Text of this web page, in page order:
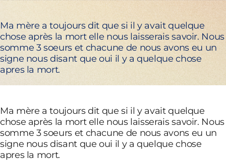
Ma mère a toujours dit que si il y avait quelque
chose après la mort elle nous laisserais savoir. Nous
somme 3 soeurs et chacune de nous avons eu un
signe nous disant que oui il y a quelque chose
apres la mort.
Ma mère a toujours dit que si il y avait quelque
chose après la mort elle nous laisserais savoir. Nous
somme 3 soeurs et chacune de nous avons eu un
signe nous disant que oui il y a quelque chose
apres la mort.